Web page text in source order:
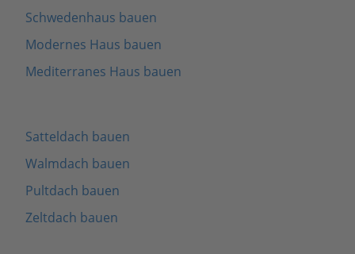
Schwedenhaus bauen
Modernes Haus bauen
Mediterranes Haus bauen
Satteldach bauen
Walmdach bauen
Pultdach bauen
Zeltdach bauen